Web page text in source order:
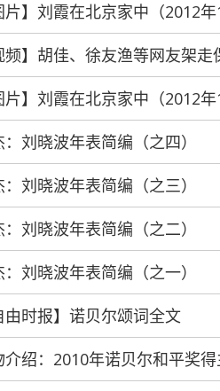
】刘霞在北京家中（2012年
】胡佳、徐友渔等网友架走
】刘霞在北京家中（2012年
刘晓波年表简编（之四）
刘晓波年表简编（之三）
刘晓波年表简编（之二）
刘晓波年表简编（之一）
时报】诺贝尔颂词全文
绍：2010年诺贝尔和平奖